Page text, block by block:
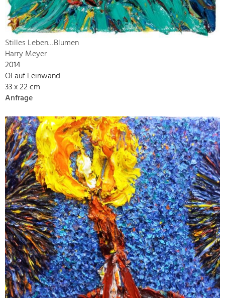
Stilles Leben…Blumen
Harry Meyer
2014
Öl auf Leinwand
33 x 22 cm
Anfrage